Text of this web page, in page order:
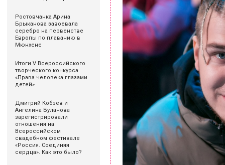
Ростовчанка Арина
Брыканова завоевала
серебро на первенстве
Европы по плаванию в
Мюнхене
Итоги V Всероссийского
творческого конкурса
«Права человека глазами
детей»
Дмитрий Кобзев и
Ангелина Буланова
зарегистрировали
отношения на
Всероссийском
свадебном фестивале
«Россия. Соединяя
сердца». Как это было?